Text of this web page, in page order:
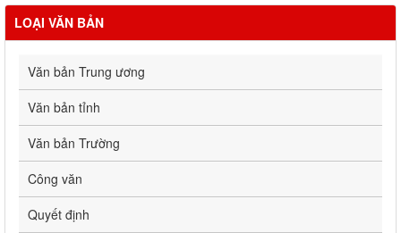
LOẠI VĂN BẢN
Văn bản Trung ương
Văn bản tỉnh
Văn bản Trường
Công văn
Quyết định